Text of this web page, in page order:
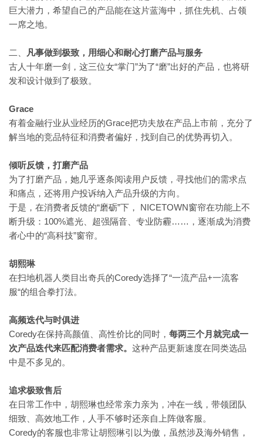
巨大潜力，希望自己的产品能在这片蓝海中，抓住先机、占领
一席之地。
二、 凡事做到极致，用细心和耐心打磨产品与服务
古人十年磨一剑，这三位女“掌门”为了“磨”出好的产品，也将研
发和设计做到了极致。
Grace
有着金融行业从业经历的Grace把功夫放在产品上市前，充分了
解当地的竞品特征和消费者偏好，找到自己的优势再切入。
倾听反馈，打磨产品
为了打磨产品，她几乎逐条阅读用户反馈，寻找他们的需求点
和痛点，还将用户投诉纳入产品升级的方向。
于是，在消费者反馈的“磨砺”下， NICETOWN窗帘在功能上不
断升级：100%遮光、超强隔音、专业防霾……，逐渐成为消费
者心中的“高科技”窗帘。
胡熙琳
在扫地机器人类目出奇兵的Coredy选择了“一流产品+一流客
服“的组合拳打法。
高频迭代与时俱进
Coredy在保持高颜值、高性价比的同时， 每两三个月就完成一
次产品迭代来匹配消费者需求。 这种产品更新速度在同类选品
中是不多见的。
追求极致售后
在日常工作中，胡熙琳也经常亲力亲为，冲在一线，带领团队
细致、高效地工作，人手不够时还亲自上阵做客服。
Coredy的客服也非常让胡熙琳引以为傲，虽然涉及海外销售，